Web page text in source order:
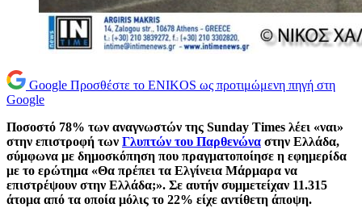
Google Προσθέστε το ENIKOS ως προτιμώμενη πηγή στη
Google
Ποσοστό 78% των αναγνωστών της Sunday Times λέει «ναι»
στην επιστροφή των Γλυπτών του Παρθενώνα στην Ελλάδα,
σύμφωνα με δημοσκόπηση που πραγματοποίησε η εφημερίδα
με το ερώτημα «Θα πρέπει τα Ελγίνεια Μάρμαρα να
επιστρέψουν στην Ελλάδα;». Σε αυτήν συμμετείχαν 11.315
άτομα από τα οποία μόλις το 22% είχε αντίθετη άποψη.